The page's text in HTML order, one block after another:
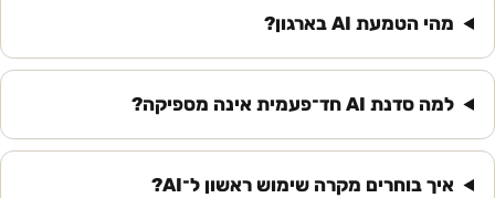
מהי הטמעת AI בארגון?
למה סדנת AI חד־פעמית אינה מספיקה?
איך בוחרים מקרה שימוש ראשון ל־AI?